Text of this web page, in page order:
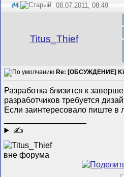
#4 08.07.2011, 08:49
Titus_Thief
Re: [ОБСУЖДЕНИЕ]
Разработка близится к
разработчиков требуется
Если заинтересовало пиште в
✍